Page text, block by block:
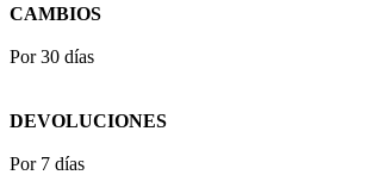
CAMBIOS
Por 30 días
DEVOLUCIONES
Por 7 días